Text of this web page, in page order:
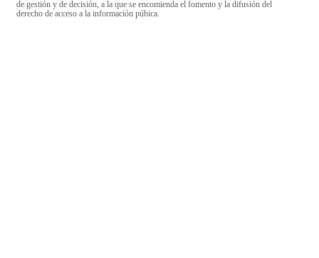
de gestión y de decisión, a la que se encomienda el fomento y la difusión del
derecho de acceso a la información púbica.